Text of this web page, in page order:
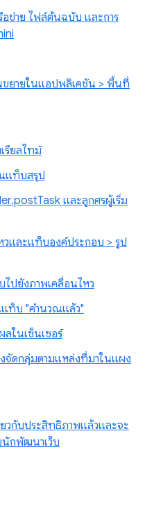
ข่าย ไฟล์ต้นฉบับ และการ
ยายในแอปพลิเคชัน > พื้นที่
รียลไทม์
แท็บสรุป
และลูกศรผู้เริ่ม
วและแท็บองค์ประกอบ > รูป
ไปยังภาพเคลื่อนไหว
ท็บ "คำนวณแล้ว"
ลในเซ็นเซอร์
จัดกลุ่มตามแหล่งที่มาในแผง
วกับประสิทธิภาพแล้วและจะ
นักพัฒนาเว็บ